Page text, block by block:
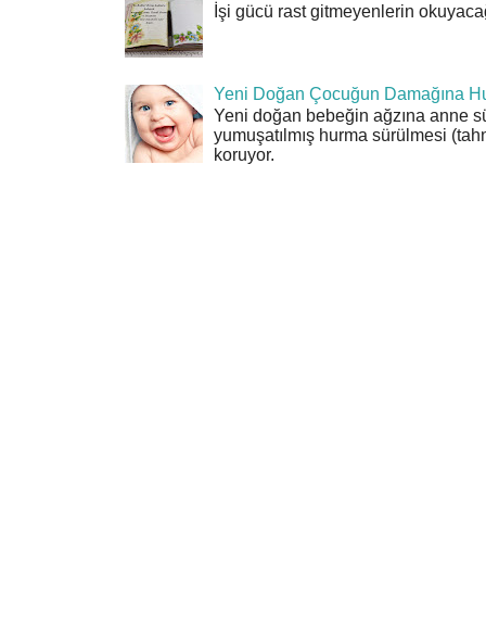
İşi gücü rast gitmeyenlerin
Yeni Doğan Çocuğun Damağına
Yeni doğan bebeğin ağzına anne
yumuşatılmış hurma sürülmesi
koruyor.